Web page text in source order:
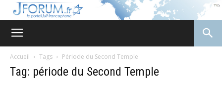
Accueil Tags Période du Second Temple
Tag: période du Second Temple